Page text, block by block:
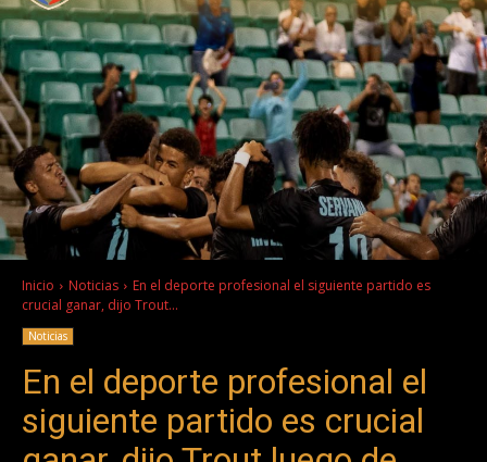
Inicio Noticias
En el deporte profesional el siguiente partido es
crucial ganar, dijo Trout...
Noticias
En el deporte profesional el
siguiente partido es crucial